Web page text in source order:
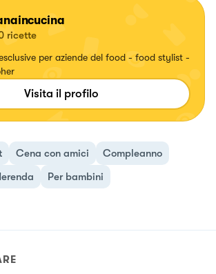
ricette
per aziende del food - food stylist -
Visita il profilo
Cena con amici
Compleanno
Per bambini